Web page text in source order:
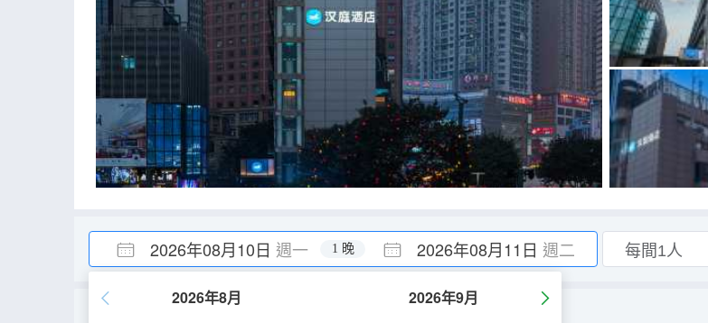
2026年08月10日 週一 2026年08月11日 週二
1 晚
2026年8月 2026年9月
套房（小冰箱+空間大+金可兒床墊）